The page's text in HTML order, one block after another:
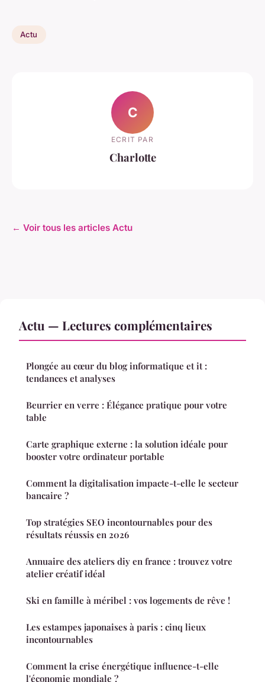
Actu
C
ECRIT PAR
Charlotte
← Voir tous les articles Actu
Actu — Lectures complémentaires
Plongée au cœur du blog informatique et it :
tendances et analyses
Beurrier en verre : Élégance pratique pour votre
table
Carte graphique externe : la solution idéale pour
booster votre ordinateur portable
Comment la digitalisation impacte-t-elle le secteur
bancaire ?
Top stratégies SEO incontournables pour des
résultats réussis en 2026
Annuaire des ateliers diy en france : trouvez votre
atelier créatif idéal
Ski en famille à méribel : vos logements de rêve !
Les estampes japonaises à paris : cinq lieux
incontournables
Comment la crise énergétique influence-t-elle
l'économie mondiale ?